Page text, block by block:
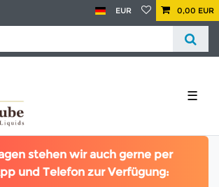
EUR 0,00 EUR
☰
stehen wir auch gerne per
und Telefonzur Verfügung: